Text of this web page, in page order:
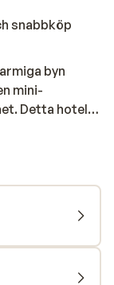
snabbköp
byn
mini-
Detta hotell
med
kan du
dyka in i
du dagen med
redo med
där du